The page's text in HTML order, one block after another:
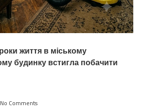
життя в міському
будинку встигла побачити
No Comments